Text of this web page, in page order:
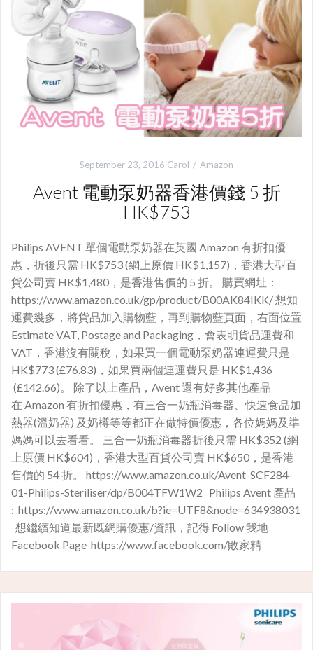
September 23, 2016 Carol Amazon
Avent 電動泵奶器香港價錢 5 折
HK$753
Philips AVENT 單個電動泵奶器在英國 Amazon 有折扣優
惠，折後只需 HK$753 (網上原價 HK$1,157)，香港大型百
貨公司賣 HK$1,480，是香港售價的 5 折。 購買網址：
https://www.amazon.co.uk/gp/product/B00AK84IKK/ 想知
運費幾多，將貨品加入購物藍，再到購物藍頁面，右面位置
Estimate VAT, Postage and Packaging，會表明貨品運費和
VAT，香港沒有關稅，如果買一個電動泵奶器連運費只是
HK$773 (£76.83)，如果買兩個連運費只是 HK$1,436
(£142.66)。 除了以上產品，Avent 還有好多其他產品
在 Amazon 有折扣優惠，有三合一奶瓶消毒器、快速食品加
熱器(溫奶器) 及奶樽等等都正在做特價優惠，各位媽媽及準
媽媽可以去看看。 三合一奶瓶消毒器折後只需 HK$352 (網
上原價 HK$604)，香港大型百貨公司賣 HK$650，是香港
售價的 54 折。 https://www.amazon.co.uk/Avent-SCF284-
01-Philips-Steriliser/dp/B004TFW1W2 Philips Avent 產品
: https://www.amazon.co.uk/b?ie=UTF8&node=634938031
想繼續知道最新既網購優惠/資訊，記得 Follow 我地
Facebook Page https://www.facebook.com/敗家精